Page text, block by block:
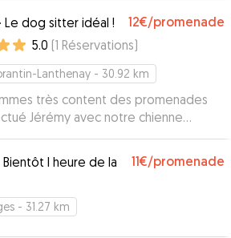
Le dog sitter idéal ! 12€/promenade
5.0 (1 Réservations)
Lanthenay - 30.92 km
très content des promenades
Jérémy avec notre chienne
pas à dépasser son horaire
grand bonheur de notre chienne !
sérieux et attentionné. Nous
et ferons de nouveau appel à lui
! ”
Bientôt l heure de la
11€/promenade
- 31.27 km